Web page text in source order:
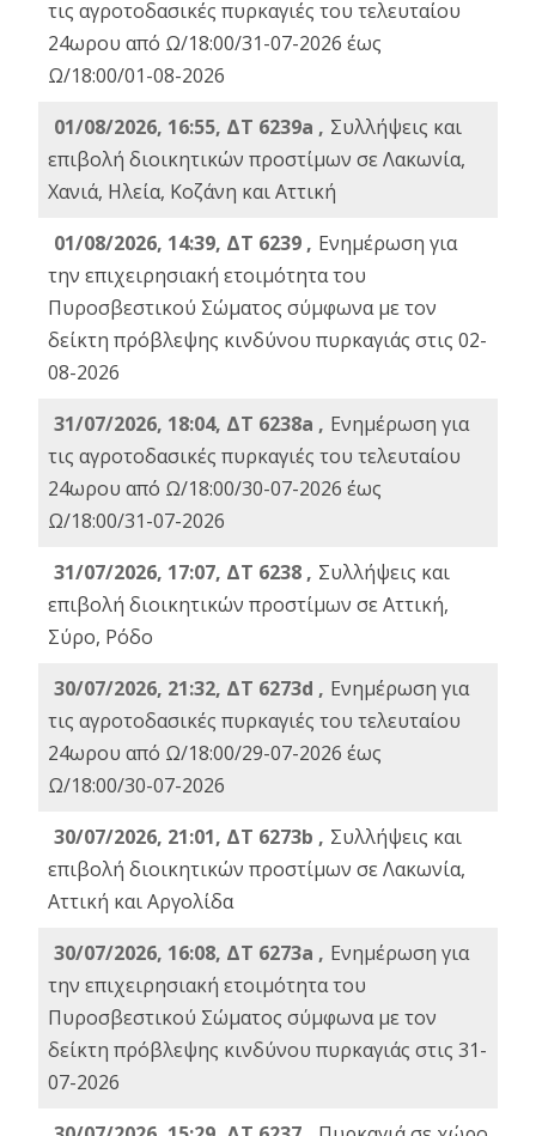
τις αγροτοδασικές πυρκαγιές του τελευταίου
24ωρου από Ω/18:00/31-07-2026 έως
Ω/18:00/01-08-2026
01/08/2026, 16:55, ΔΤ 6239a , Συλλήψεις και
επιβολή διοικητικών προστίμων σε Λακωνία,
Χανιά, Ηλεία, Κοζάνη και Αττική
01/08/2026, 14:39, ΔΤ 6239 , Ενημέρωση για
την επιχειρησιακή ετοιμότητα του
Πυροσβεστικού Σώματος σύμφωνα με τον
δείκτη πρόβλεψης κινδύνου πυρκαγιάς στις 02-
08-2026
31/07/2026, 18:04, ΔΤ 6238a , Ενημέρωση για
τις αγροτοδασικές πυρκαγιές του τελευταίου
24ωρου από Ω/18:00/30-07-2026 έως
Ω/18:00/31-07-2026
31/07/2026, 17:07, ΔΤ 6238 , Συλλήψεις και
επιβολή διοικητικών προστίμων σε Αττική,
Σύρο, Ρόδο
30/07/2026, 21:32, ΔΤ 6273d , Ενημέρωση για
τις αγροτοδασικές πυρκαγιές του τελευταίου
24ωρου από Ω/18:00/29-07-2026 έως
Ω/18:00/30-07-2026
30/07/2026, 21:01, ΔΤ 6273b , Συλλήψεις και
επιβολή διοικητικών προστίμων σε Λακωνία,
Αττική και Αργολίδα
30/07/2026, 16:08, ΔΤ 6273a , Ενημέρωση για
την επιχειρησιακή ετοιμότητα του
Πυροσβεστικού Σώματος σύμφωνα με τον
δείκτη πρόβλεψης κινδύνου πυρκαγιάς στις 31-
07-2026